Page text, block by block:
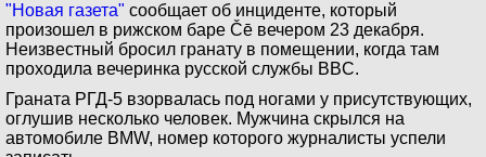
"Новая газета" сообщает об инциденте, который
произошел в рижском баре Čē вечером 23 декабря.
Неизвестный бросил гранату в помещении, когда там
проходила вечеринка русской службы BBC.
Граната РГД-5 взорвалась под ногами у присутствующих,
оглушив несколько человек. Мужчина скрылся на
автомобиле BMW, номер которого журналисты успели